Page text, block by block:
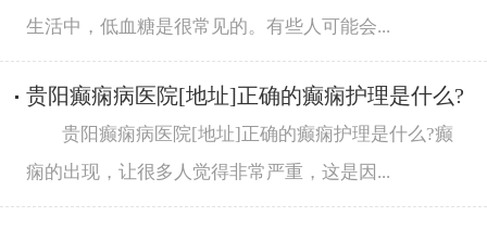
生活中，低血糖是很常见的。有些人可能会...
贵阳癫痫病医院[地址]正确的癫痫护理是什么?
贵阳癫痫病医院[地址]正确的癫痫护理是什么?癫
痫的出现，让很多人觉得非常严重，这是因...